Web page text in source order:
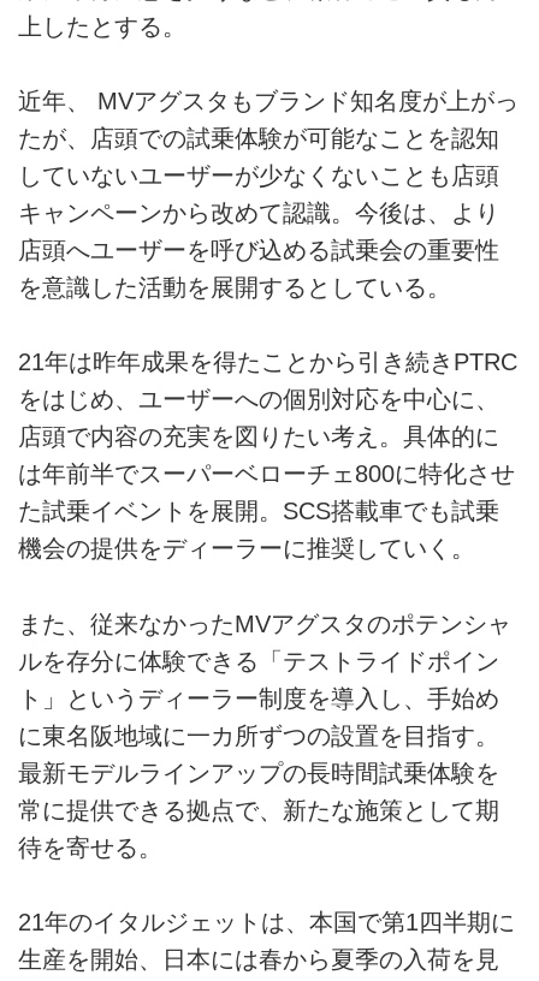
上したとする。
近年、 MVアグスタもブランド知名度が上がっ
たが、店頭での試乗体験が可能なことを認知
していないユーザーが少なくないことも店頭
キャンペーンから改めて認識。今後は、より
店頭へユーザーを呼び込める試乗会の重要性
を意識した活動を展開するとしている。
21年は昨年成果を得たことから引き続きPTRC
をはじめ、ユーザーへの個別対応を中心に、
店頭で内容の充実を図りたい考え。具体的に
は年前半でスーパーベローチェ800に特化させ
た試乗イベントを展開。SCS搭載車でも試乗
機会の提供をディーラーに推奨していく。
また、従来なかったMVアグスタのポテンシャ
ルを存分に体験できる「テストライドポイン
ト」というディーラー制度を導入し、手始め
に東名阪地域に一カ所ずつの設置を目指す。
最新モデルラインアップの長時間試乗体験を
常に提供できる拠点で、新たな施策として期
待を寄せる。
21年のイタルジェットは、本国で第1四半期に
生産を開始、日本には春から夏季の入荷を見